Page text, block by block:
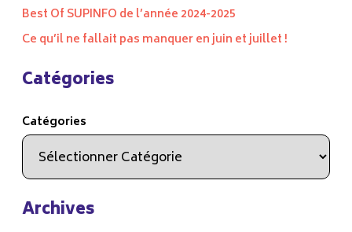
Best Of SUPINFO de l’année 2024-2025
Ce qu’il ne fallait pas manquer en juin et juillet !
Catégories
Catégories
Archives